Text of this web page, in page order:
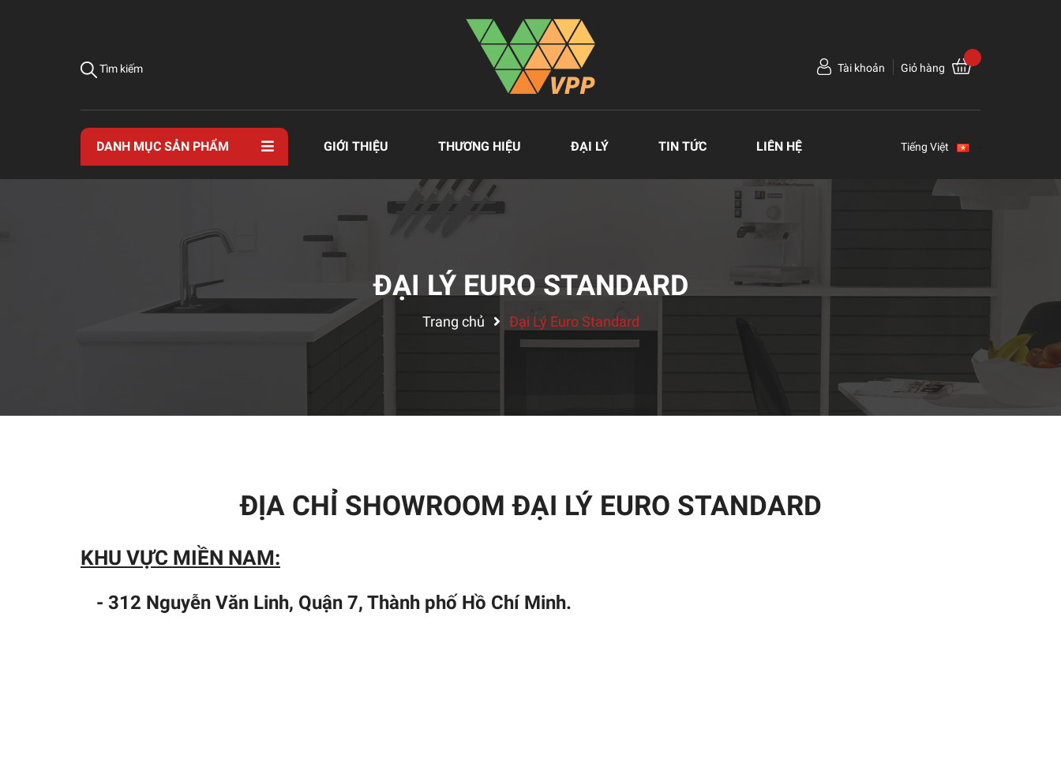
Tìm kiếm Tài khoản Giỏ hàng
DANH MỤC SẢN PHẨM GIỚI THIỆU THƯƠNG HIỆU ĐẠI LÝ TIN TỨC LIÊN HỆ Tiếng Việt
ĐẠI LÝ EURO STANDARD
Trang chủ Đại Lý Euro Standard
ĐỊA CHỈ SHOWROOM ĐẠI LÝ EURO STANDARD
KHU VỰC MIỀN NAM:
- 312 Nguyễn Văn Linh, Quận 7, Thành phố Hồ Chí Minh.